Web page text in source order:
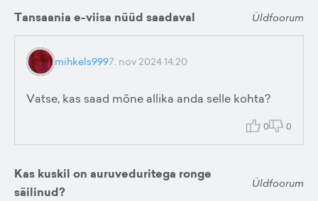
Tansaania e-viisa nüüd saadaval Üldfoorum
mihkels9997. nov 2024 14:20
Vatse, kas saad mõne allika anda selle kohta?
0 0
Kas kuskil on auruveduritega ronge
säilinud?
Üldfoorum